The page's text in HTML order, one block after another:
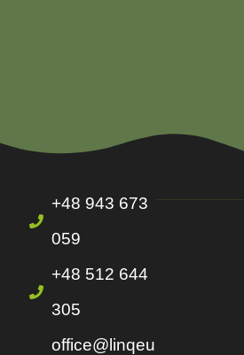
+48 943 673
059
+48 512 644
305
office@linqeu